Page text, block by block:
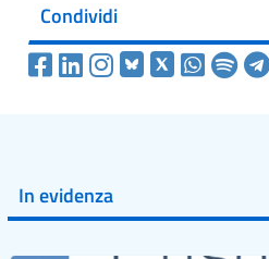
Condividi
In evidenza